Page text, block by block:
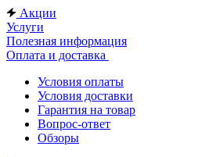
Акции
Услуги
Полезная информация
Оплата и доставка
Условия оплаты
Условия доставки
Гарантия на товар
Вопрос-ответ
Обзоры